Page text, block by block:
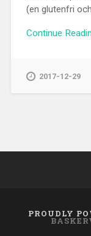
(en glutenfri
Continue
2017-12-29
PROUDLY